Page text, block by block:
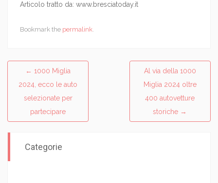
Articolo tratto da: www.bresciatoday.it
Bookmark the permalink.
Post navigation
← 1000 Miglia
2024, ecco le auto
selezionate per
partecipare
Al via della 1000
Miglia 2024 oltre
400 autovetture
storiche →
Categorie